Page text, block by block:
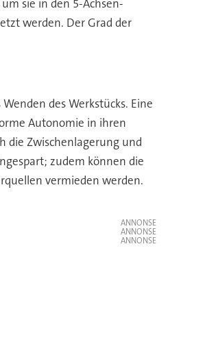
sie in den 5-Achsen-
werden. Der Grad der
des Werkstücks. Eine
Autonomie in ihren
die Zwischenlagerung und
zudem können die
vermieden werden.